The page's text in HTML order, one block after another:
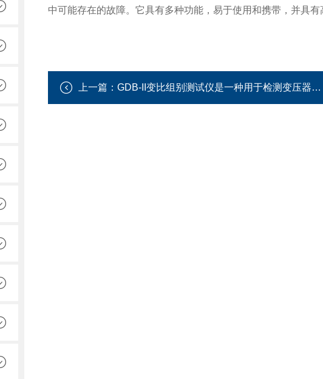
中可能存在的故障。它具有多种功能，易于使用和携带，并具有
上一篇： GDB-II变比组别测试仪是一种用于检测变压器变比和组别的电力测试设备